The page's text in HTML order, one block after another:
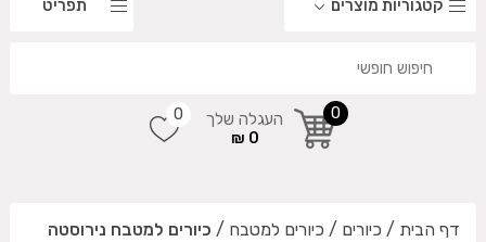
קטגוריות מוצרים תפריט
0 העגלה שלך
0 ₪
0
דף הבית / כיורים / כיורים למטבח / כיורים למטבח נירוסטה